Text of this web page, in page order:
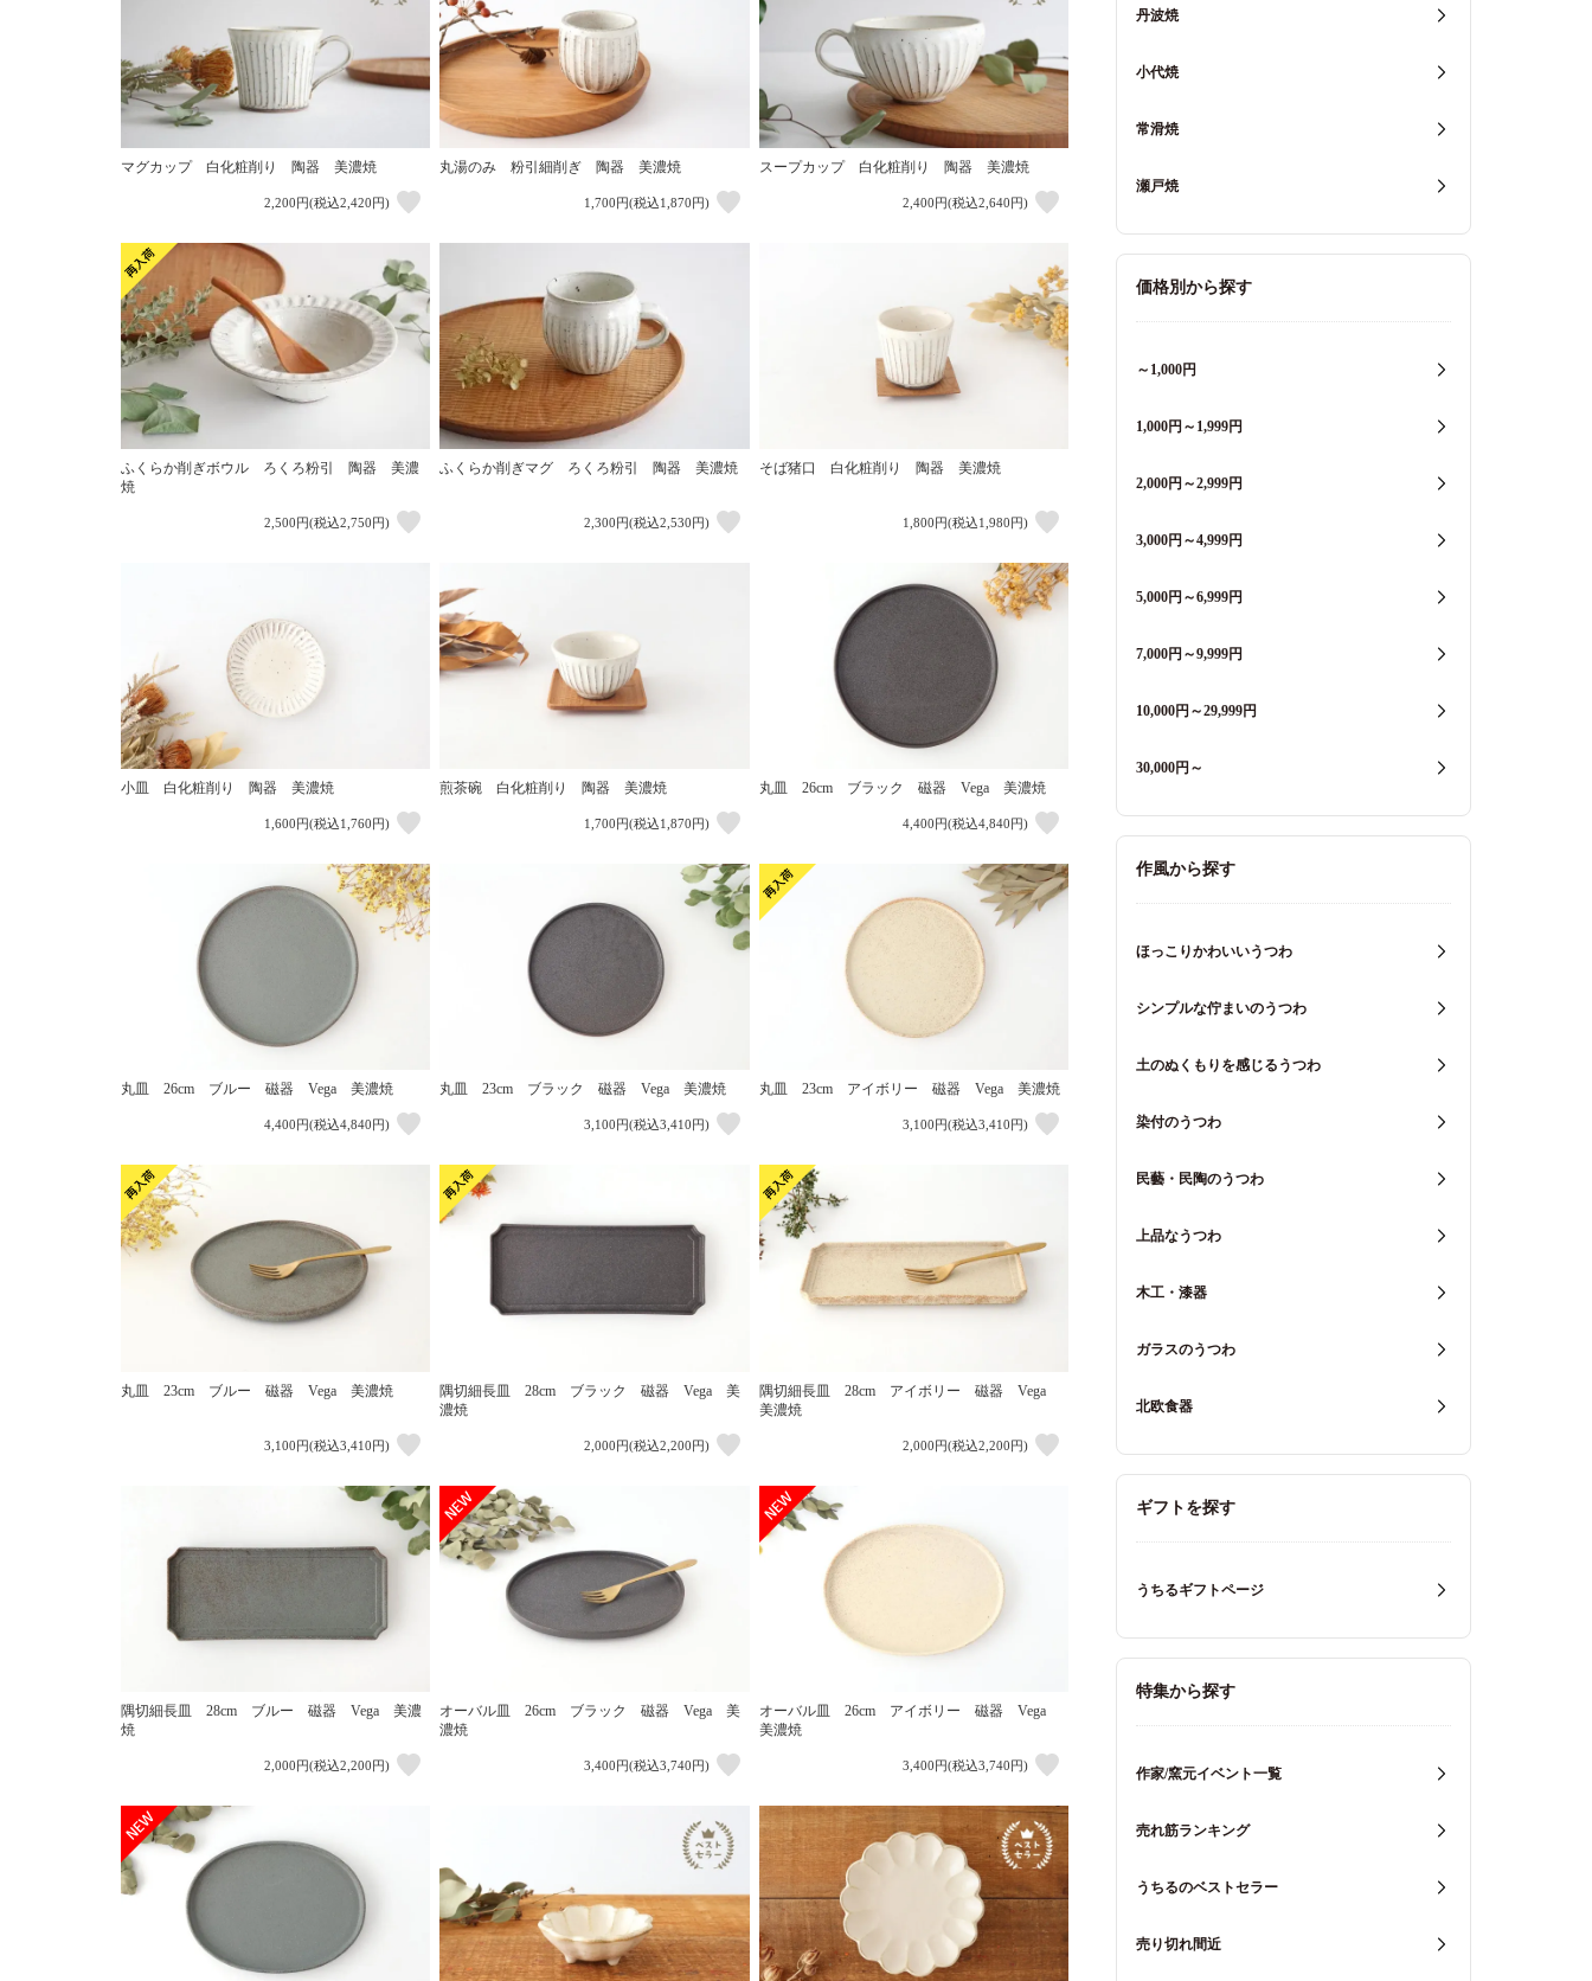
マグカップ 白化粧削り 陶器 美濃焼
2,200円(税込2,420円)
丸湯のみ 粉引細削ぎ 陶器 美濃焼
1,700円(税込1,870円)
スープカップ 白化粧削り 陶器 美濃焼
2,400円(税込2,640円)
ふくらか削ぎボウル ろくろ粉引 陶器 美濃
焼
2,500円(税込2,750円)
ふくらか削ぎマグ ろくろ粉引 陶器 美濃焼
2,300円(税込2,530円)
そば猪口 白化粧削り 陶器 美濃焼
1,800円(税込1,980円)
小皿 白化粧削り 陶器 美濃焼
1,600円(税込1,760円)
煎茶碗 白化粧削り 陶器 美濃焼
1,700円(税込1,870円)
丸皿 26cm ブラック 磁器 Vega 美濃焼
4,400円(税込4,840円)
丸皿 26cm ブルー 磁器 Vega 美濃焼
4,400円(税込4,840円)
丸皿 23cm ブラック 磁器 Vega 美濃焼
3,100円(税込3,410円)
丸皿 23cm アイボリー 磁器 Vega 美濃焼
3,100円(税込3,410円)
丸皿 23cm ブルー 磁器 Vega 美濃焼
3,100円(税込3,410円)
隅切細長皿 28cm ブラック 磁器 Vega 美
濃焼
2,000円(税込2,200円)
隅切細長皿 28cm アイボリー 磁器 Vega
美濃焼
2,000円(税込2,200円)
隅切細長皿 28cm ブルー 磁器 Vega 美濃
焼
2,000円(税込2,200円)
オーバル皿 26cm ブラック 磁器 Vega 美
濃焼
3,400円(税込3,740円)
オーバル皿 26cm アイボリー 磁器 Vega
美濃焼
3,400円(税込3,740円)
丹波焼
小代焼
常滑焼
瀬戸焼
価格別から探す
～1,000円
1,000円～1,999円
2,000円～2,999円
3,000円～4,999円
5,000円～6,999円
7,000円～9,999円
10,000円～29,999円
30,000円～
作風から探す
ほっこりかわいいうつわ
シンプルな佇まいのうつわ
土のぬくもりを感じるうつわ
染付のうつわ
民藝・民陶のうつわ
上品なうつわ
木工・漆器
ガラスのうつわ
北欧食器
ギフトを探す
うちるギフトページ
特集から探す
作家/窯元イベント一覧
売れ筋ランキング
うちるのベストセラー
売り切れ間近